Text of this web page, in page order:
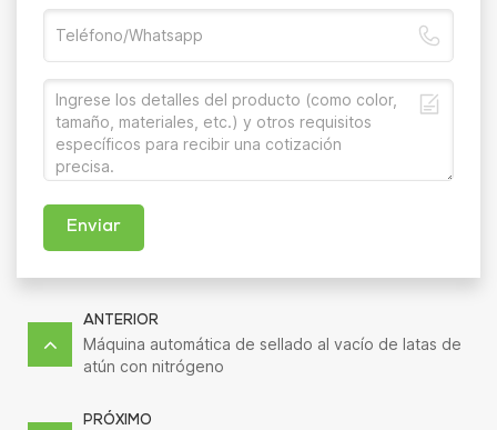
Enviar
ANTERIOR
Máquina automática de sellado al vacío de latas de
atún con nitrógeno
PRÓXIMO